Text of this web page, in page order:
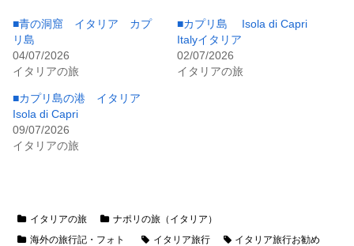
■青の洞窟 イタリア カプ
リ島
04/07/2026
イタリアの旅
■カプリ島 Isola di Capri
Italyイタリア
02/07/2026
イタリアの旅
■カプリ島の港 イタリア
Isola di Capri
09/07/2026
イタリアの旅
イタリアの旅
ナポリの旅（イタリア）
海外の旅行記・フォト
イタリア旅行
イタリア旅行お勧め